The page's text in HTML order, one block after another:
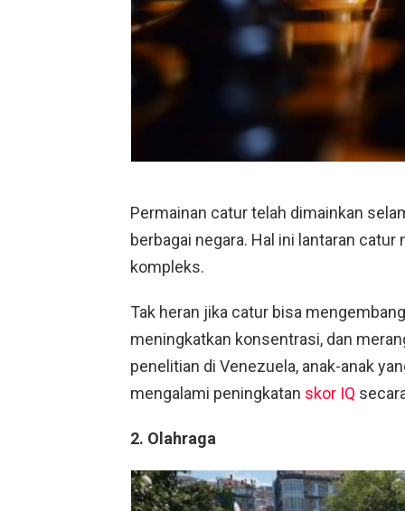
Permainan catur telah dimainkan
berbagai negara. Hal ini lantaran
kompleks.
Tak heran jika catur bisa
meningkatkan konsentrasi, dan
penelitian di Venezuela, anak-anak
mengalami peningkatan skor IQ
2. Olahraga